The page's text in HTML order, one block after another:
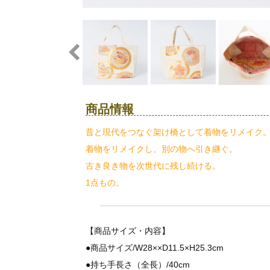
商品情報
昔と現代をつなぐ架け橋として着物をリメイク
着物をリメイクし、別の物へ引き継ぐ。
古き良き物を次世代に残し続ける。
1点もの。
【商品サイズ・内容】
●商品サイズ/W28××D11.5×H25.3cm
●持ち手長さ（全長）/40cm